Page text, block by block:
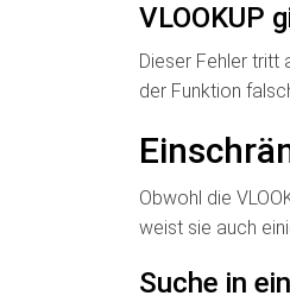
VLOOKUP
Dieser Fehler tritt
der Funktion
Obwohl die
weist sie auch
Suche in